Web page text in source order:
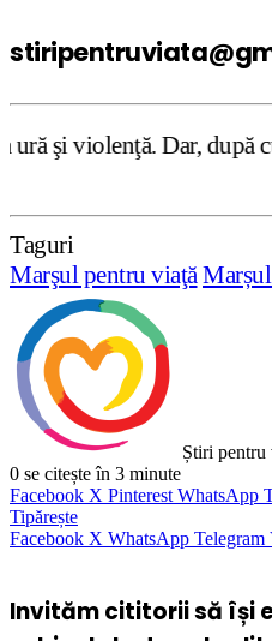
după cum
Taguri
Marşul pentru viaţă
Știri pentru
0 se citește în 3 minute
Facebook X Pinterest WhatsApp
Tipărește
Facebook X WhatsApp Telegram
Invităm cititorii să își